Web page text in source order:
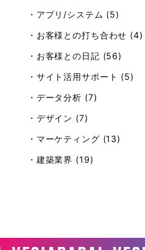
・アプリ/システム (5)
・お客様との打ち合わせ (4)
・お客様との日記 (56)
・サイト活用サポート (5)
・データ分析 (7)
・デザイン (7)
・マーケティング (13)
・建築業界 (19)